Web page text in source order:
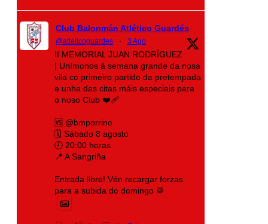
Club Balonmán Atlético Guardés
@atleticoguardes · 3 Ago
II MEMORIAL JUAN RODRÍGUEZ
| Unímonos á semana grande da nosa
vila co primeiro partido da pretempada
e unha das citas máis especiais para
o noso Club ❤️‍🩹
🆚 @bmporrino
🗓️ Sábado 8 agosto
🕗 20:00 horas
📍 A Sangriña
Entrada libre! Vén recargar forzas
para a subida do domingo 🥁